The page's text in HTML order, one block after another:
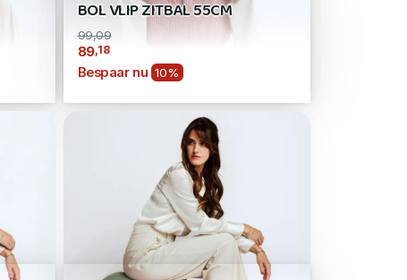
BOL VLIP ZITBAL 55CM
99,09
89,18
Bespaar nu 10%